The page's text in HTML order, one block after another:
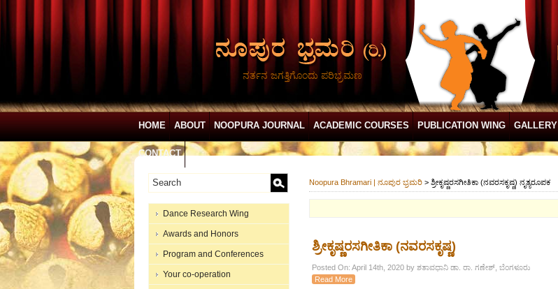
ನರ್ತನ ಜಗತ್ತಿಗೊಂದು ಪರಿಭ್ರಮಣ
HOME ABOUT NOOPURA JOURNAL ACADEMIC COURSES PUBLICATION WING GALLERY
CONTACT
Dance Research Wing
Awards and Honors
Program and Conferences
Your co-operation
Noopura Bhramari | ನೂಪುರ ಭ್ರಮರಿ > ಶ್ರೀಕೃಷ್ಣರಸಗೀತಿಕಾ (ನವರಸಕೃಷ್ಣ) ನೃತ್ಯರೂಪಕ
ಶ್ರೀಕೃಷ್ಣರಸಗೀತಿಕಾ (ನವರಸಕೃಷ್ಣ)
Posted On: April 14th, 2020 by ಶತಾವಧಾನಿ ಡಾ. ರಾ. ಗಣೇಶ್, ಬೆಂಗಳೂರು
Read More